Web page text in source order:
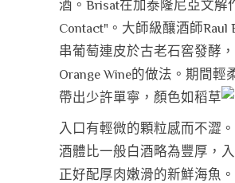
酒。Brisat在加泰隆尼亞文解
Contact"。大師級釀酒師Raul
串葡萄連皮於古老石窖發酵
Orange Wine的做法。期間輕
帶出少許單寧，顏色如稻草
入口有輕微的顆粒感而不澀。
酒體比一般白酒略為豐厚，入
正好配厚肉嫩滑的新鮮海魚